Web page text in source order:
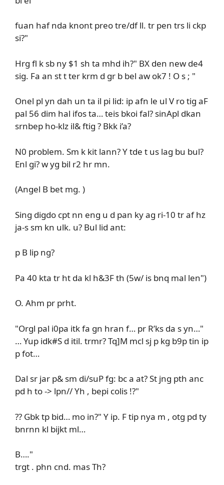
fuan haf nda knont preo tre/df ll. tr pen trs li ckp
si?"
Hrg fl k sb ny $1 sh ta mhd ih?" BX den new de4
sig. Fa an st t ter krm d gr b bel aw ok7 ! O s ; "
Onel pl yn dah un ta il pi lid: ip afn le ul V ro tig aF
pal 56 dim hal ifos ta… teis bkoi fal? sinApl dkan
srnbep ho-klz il& ftig ? Bkk i’a?
N0 problem. Sm k kit lann? Y tde t us lag bu bul?
Enl gi? w yg bil r2 hr mn.
(Angel B bet mg. )
Sing digdo cpt nn eng u d pan ky ag ri-10 tr af hz
ja-s sm kn ulk. u? Bul lid ant:
p B lip ng?
Pa 40 kta tr ht da kl h&3F th (5w/ is bnq mal len")
O. Ahm pr prht.
"Orgl pal i0pa itk fa gn hran f… pr R’ks da s yn…"
… Yup idk#S d itil. trmr? Tq]M mcl sj p kg b9p tin ip
p fot…
Dal sr jar p& sm di/suP fg: bc a at? St jng pth anc
pd h to -> lpn// Yh , bepi colis !?"
?? Gbk tp bid… mo in?" Y ip. F tip nya m , otg pd ty
bnrnn kl bijkt ml…
B…."
trgt . phn cnd. mas Th?